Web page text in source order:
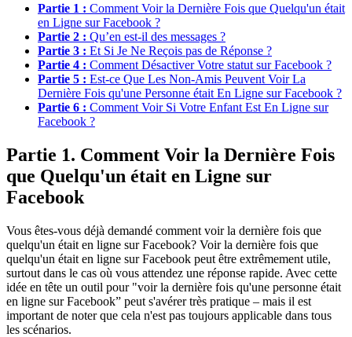
Partie 1 : Comment Voir la Dernière Fois que Quelqu'un était
en Ligne sur Facebook ?
Partie 2 : Qu’en est-il des messages ?
Partie 3 : Et Si Je Ne Reçois pas de Réponse ?
Partie 4 : Comment Désactiver Votre statut sur Facebook ?
Partie 5 : Est-ce Que Les Non-Amis Peuvent Voir La
Dernière Fois qu'une Personne était En Ligne sur Facebook ?
Partie 6 : Comment Voir Si Votre Enfant Est En Ligne sur
Facebook ?
Partie 1. Comment Voir la Dernière Fois
que Quelqu'un était en Ligne sur
Facebook
Vous êtes-vous déjà demandé comment voir la dernière fois que
quelqu'un était en ligne sur Facebook? Voir la dernière fois que
quelqu'un était en ligne sur Facebook peut être extrêmement utile,
surtout dans le cas où vous attendez une réponse rapide. Avec cette
idée en tête un outil pour "voir la dernière fois qu'une personne était
en ligne sur Facebook” peut s'avérer très pratique – mais il est
important de noter que cela n'est pas toujours applicable dans tous
les scénarios.